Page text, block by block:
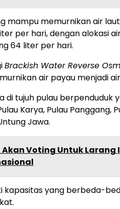
mampu memurnikan air
per hari, dengan alokasi
64 liter per hari.
Brackish Water Reverse
air payau menjadi
di tujuh pulau berpenduduk
Karya, Pulau Panggang,
Jawa.
Akan Voting Untuk Larang
kapasitas yang berbeda-